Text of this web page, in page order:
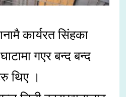
कार्यरत सिंहका
गएर बन्द बन्द
थिए ।